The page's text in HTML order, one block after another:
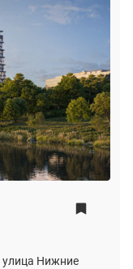
улица Нижние